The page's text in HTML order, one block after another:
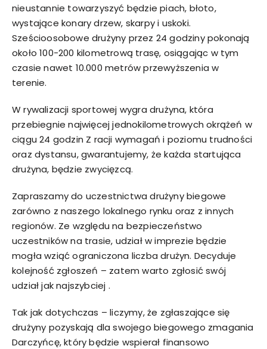
nieustannie towarzyszyć będzie piach, błoto,
wystające konary drzew, skarpy i uskoki.
Sześcioosobowe drużyny przez 24 godziny pokonają
około 100-200 kilometrową trasę, osiągając w tym
czasie nawet 10.000 metrów przewyższenia w
terenie.
W rywalizacji sportowej wygra drużyna, która
przebiegnie najwięcej jednokilometrowych okrążeń w
ciągu 24 godzin Z racji wymagań i poziomu trudności
oraz dystansu, gwarantujemy, że każda startująca
drużyna, będzie zwycięzcą.
Zapraszamy do uczestnictwa drużyny biegowe
zarówno z naszego lokalnego rynku oraz z innych
regionów. Ze względu na bezpieczeństwo
uczestników na trasie, udział w imprezie będzie
mogła wziąć ograniczona liczba drużyn. Decyduje
kolejność zgłoszeń – zatem warto zgłosić swój
udział jak najszybciej .
Tak jak dotychczas – liczymy, że zgłaszające się
drużyny pozyskają dla swojego biegowego zmagania
Darczyńcę, który będzie wspierał finansowo